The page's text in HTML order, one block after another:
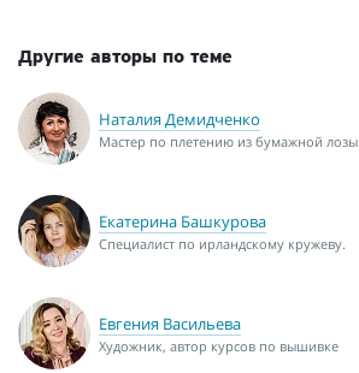
Другие авторы по теме
Наталия Демидченко
Мастер по плетению из бумажной лозы
Екатерина Башкурова
Специалист по ирландскому кружеву.
Евгения Васильева
Художник, автор курсов по вышивке